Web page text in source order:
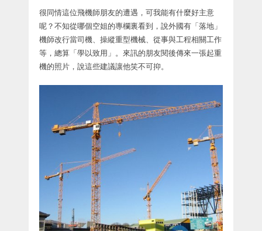
很同情這位飛機師朋友的遭遇，可我能有什麼好主意
呢？不知從哪個空姐的專欄裏看到，說外國有「落地」
機師改行當司機、操縱重型機械、從事與工程相關工作
等，總算「學以致用」。來訊的朋友閱後傳來一張起重
機的照片，說這些建議讓他笑不可抑。